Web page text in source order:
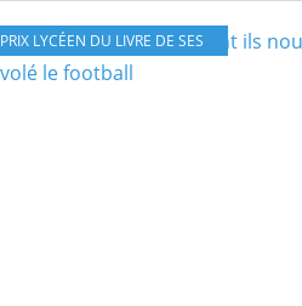
PRIX LYCÉEN DU LIVRE DE SES